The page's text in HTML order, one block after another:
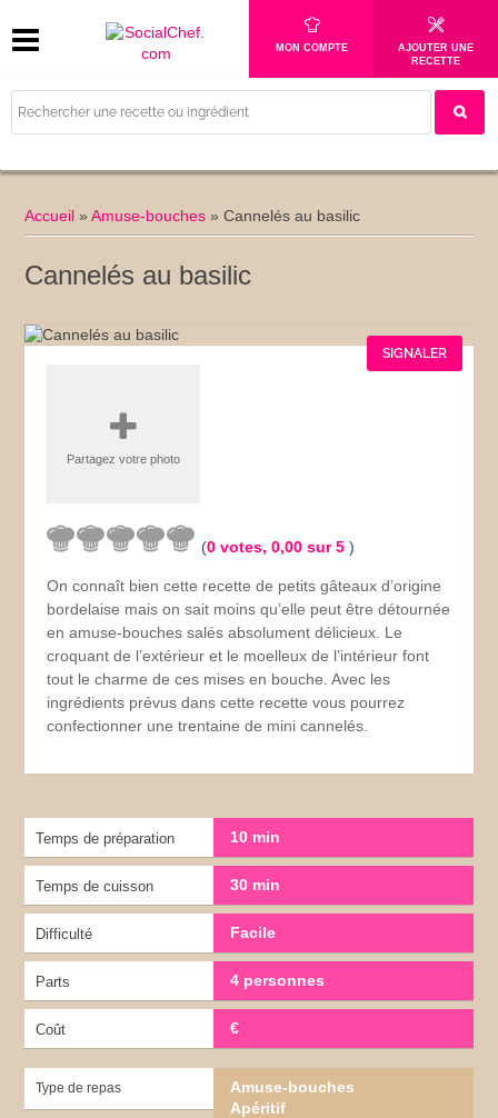
MON COMPTE
AJOUTER UNE
RECETTE
Accueil »Amuse-bouches »Cannelés au basilic
Cannelés au basilic
SIGNALER
Partagez votre photo
(0 votes,0,00 sur 5)
On connaît bien cette recette de petits gâteaux d’origine
bordelaise mais on sait moins qu’elle peut être détournée
en amuse-bouches salés absolument délicieux. Le
croquant de l’extérieur et le moelleux de l’intérieur font
tout le charme de ces mises en bouche. Avec les
ingrédients prévus dans cette recette vous pourrez
confectionner une trentaine de mini cannelés.
Temps de préparation 10 min
Temps de cuisson 30 min
Difficulté Facile
Parts 4 personnes
Coût €
Type de repas
Amuse-bouches
Apéritif